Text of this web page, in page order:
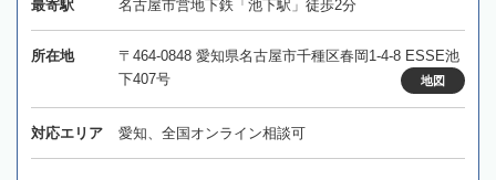
最寄駅 名古屋市営地下鉄「池下駅」徒歩2分
所在地
〒464-0848 愛知県名古屋市千種区春岡1-4-8 ESSE池
下407号
地図
対応エリア 愛知、全国オンライン相談可